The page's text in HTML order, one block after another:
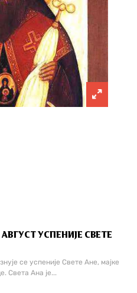
УСПЕНИЈЕ СВЕТЕ
се успеније Свете Ане, мајке
Света Ана је...